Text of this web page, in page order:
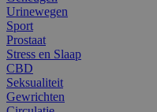
Urinewegen
Sport
Prostaat
Stress en Slaap
CBD
Seksualiteit
Gewrichten